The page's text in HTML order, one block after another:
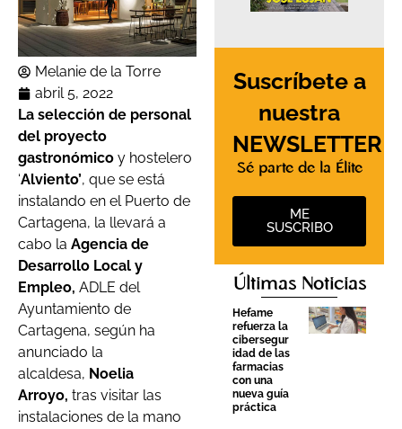
Melanie de la Torre
abril 5, 2022
La selección de personal
del proyecto
gastronómico y hostelero
‘Alviento’, que se está
instalando en el Puerto de
Cartagena, la llevará a
cabo la Agencia de
Desarrollo Local y
Empleo, ADLE del
Ayuntamiento de
Cartagena, según ha
anunciado la
alcaldesa, Noelia
Arroyo, tras visitar las
instalaciones de la mano
Suscríbete a
nuestra
NEWSLETTER
Sé parte de la Élite
ME
SUSCRIBO
Últimas Noticias
Hefame
refuerza la
cibersegur
idad de las
farmacias
con una
nueva guía
práctica